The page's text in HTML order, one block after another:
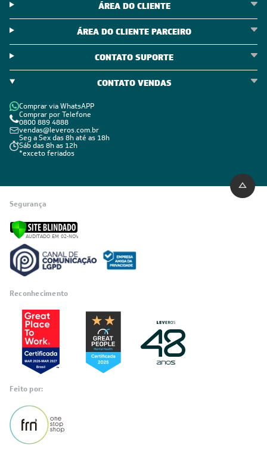
ÁREA DO CLIENTE
ÁREA DO CLIENTE PARCEIRO
CONTATO SUPORTE
CONTATO VENDAS
Comprar via WhatsAPP
Comprar por Telefone
0800 889 4888
vendas@leveros.com.br
Seg a Sex das 8h até as 18h
Sáb das 8h as 12h
*exceto feriados
Segurança
Reconhecimento
Feito por: